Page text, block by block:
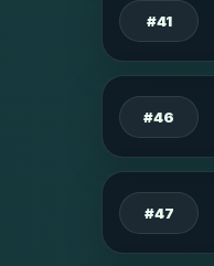
#41
#46
#47